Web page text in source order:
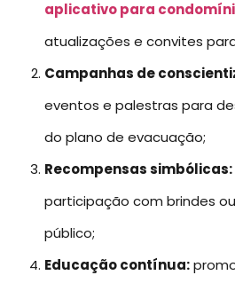
aplicativo para
atualizações e convites
Campanhas de
eventos e palestras para
do plano de evacuação;
Recompensas simbólicas:
participação com brindes
público;
Educação contínua: